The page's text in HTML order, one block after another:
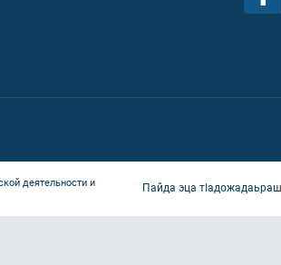
деятельности и
Пайда эца тIадожадаьраш